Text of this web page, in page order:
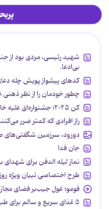
شهید رئیسی، مردی بود از
بی‌ادعا.
کدهای پیشواز پویش چله
چطور خودمان را از نظر ذهنی ۳۸ برابر قوی‌تر کنیم؟
کن ۲۰۲۵؛ جشنواره‌ای علیه خانواده
راز افرادی که کمتر ضرر
دورود، سرزمین شگفتی‌های
جان فدا
نماز لیله الدفن برای
طرح اختصاصی تبیان ویژه
فومو؛ غول جیب‌بر فضای
۵ غذای سریع و سالم برای طبیعت‌گردی